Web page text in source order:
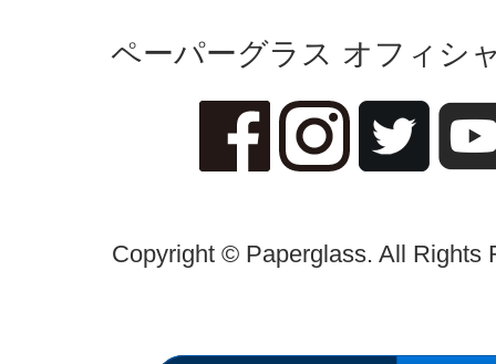
ペーパーグラス オフィシ
Copyright © Paperglass. All Rights